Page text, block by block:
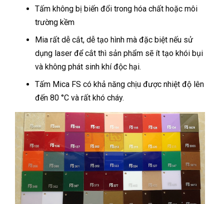
Tấm không bị biến đổi trong hóa chất hoặc môi
trường kềm
Mia rất dễ cắt, dễ tạo hình mà đặc biệt nếu sử
dụng laser để cắt thì sản phẩm sẽ ít tạo khói bụi
và không phát sinh khí độc hại.
Tấm Mica FS có khả năng chịu được nhiệt độ lên
đến 80 °C và rất khó cháy.